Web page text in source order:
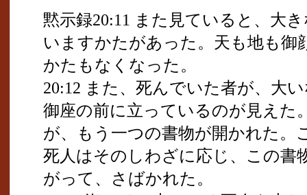
黙示録20:11 また見ていると、大
いますかたがあった。天も地も御
かたもなくなった。
20:12 また、死んでいた者が、大
御座の前に立っているのが見えた
が、もう一つの書物が開かれた。
死人はそのしわざに応じ、この書
がって、さばかれた。